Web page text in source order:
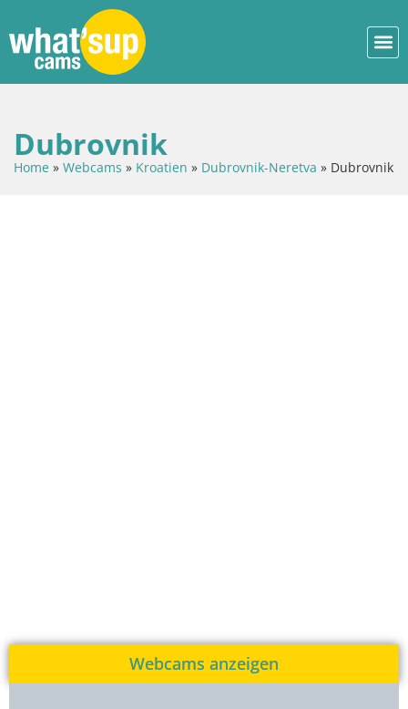
Dubrovnik
Home » Webcams » Kroatien » Dubrovnik-Neretva » Dubrovnik
Webcams anzeigen